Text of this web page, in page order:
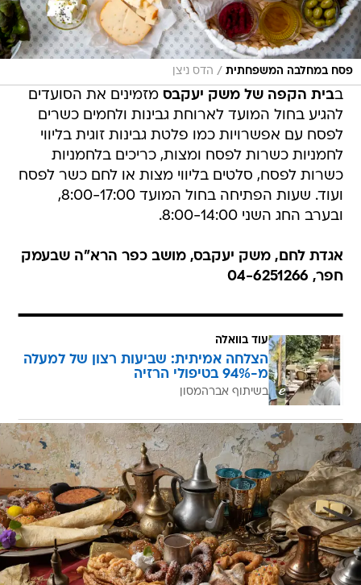
פסח במחלבה המשפחתית / הדס ניצן
בבית הקפה של משק יעקבס מזמינים את הסועדים
להגיע בחול המועד לארוחת גבינות ולחמים כשרים
לפסח עם אפשרויות כמו פלטת גבינות זוגית בליווי
לחמניות כשרות לפסח ומצות, כריכים בלחמניות
כשרות לפסח, סלטים בליווי מצות או לחם כשר לפסח
ועוד. שעות הפתיחה בחול המועד 8:00-17:00,
ובערב החג השני 8:00-14:00.
אגדת לחם, משק יעקבס, מושב כפר הרא"ה שבעמק
חפר, 04-6251266
עוד בוואלה
הצלחה אמיתית: שביעות רצון של למעלה
מ-94% בטיפולי הרזיה
בשיתוף אברהמסון